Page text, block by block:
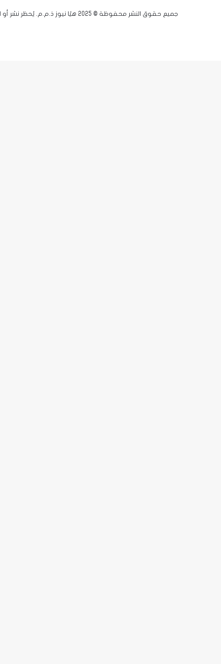
جميع حقوق النشر محفوظة © 2025 هيّا نيوز ذ.م.م. يُحظر نشر أو اقتباس أي مادة دون إذن مسبق.